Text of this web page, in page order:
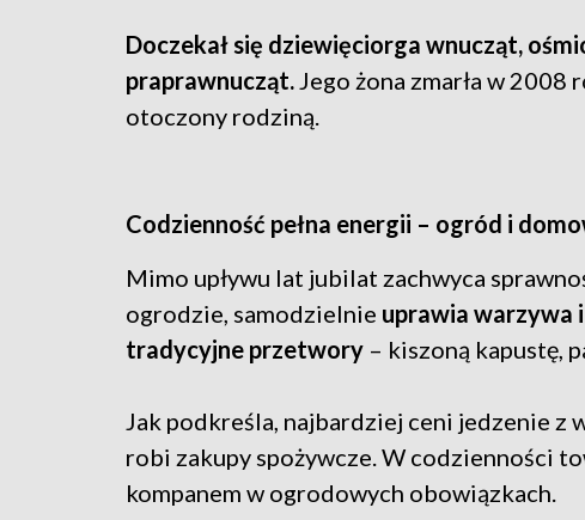
Doczekał się dziewięciorga wnucząt,
praprawnucząt.Jego żona zmarła w 2008
otoczony rodziną.
Codzienność pełna energii – ogród i
Mimo upływu lat jubilat zachwyca
ogrodzie, samodzielnie uprawia warzywa
tradycyjne przetwory – kiszoną kapustę,
Jak podkreśla, najbardziej ceni jedzenie z
robi zakupy spożywcze. W codzienności
kompanem w ogrodowych obowiązkach.